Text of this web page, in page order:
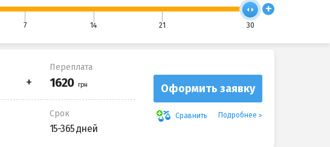
7 14 21 30
+
Переплата
Срок
15-365 дней
Оформить заявку
Сравнить Подробнее